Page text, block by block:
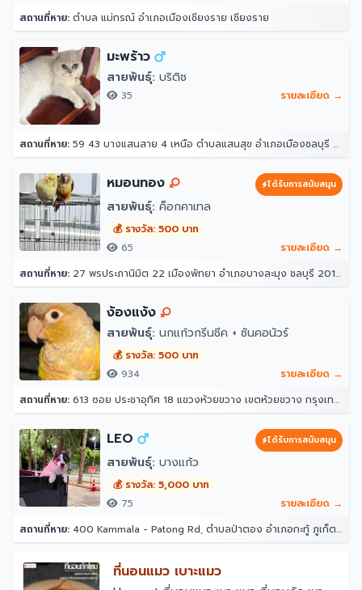
สถานที่หาย: ตำบล แม่กรณ์ อำเภอเมืองเชียงราย เชียงราย
มะพร้าว
สายพันธุ์: บริติช
35 รายละเอียด →
สถานที่หาย: 59 43 บางแสนสาย 4 เหนือ ตำบลแสนสุข อำเภอเมืองชลบุรี ชลบุรี 20130
หมอนทอง ได้รับการสนับสนุน
สายพันธุ์: ค็อกคาเทล
💰 รางวัล: 500 บาท
65
รายละเอียด →
สถานที่หาย: 27 พรประภานิมิต 22 เมืองพัทยา อำเภอบางละมุง ชลบุรี 20150
ง้องแง้ง
สายพันธุ์: นกแก้วกรีนชีค + ซันคอนัวร์
💰 รางวัล: 500 บาท
934
รายละเอียด →
สถานที่หาย: 613 ซอย ประชาอุทิศ 18 แขวงห้วยขวาง เขตห้วยขวาง กรุงเทพมหานคร 10310
LEO ได้รับการสนับสนุน
สายพันธุ์: บางแก้ว
💰 รางวัล: 5,000 บาท
75
รายละเอียด →
สถานที่หาย: 400 Kammala - Patong Rd, ตำบลป่าตอง อำเภอกะทู้ ภูเก็ต 83150 โรงแรมอินโดจีนรีสอร์ท - ตาลิมารีสอร์ท
ที่นอนแมว เบาะแมว